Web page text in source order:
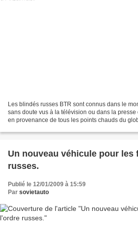
Les blindés russes BTR sont connus dans le
sans doute vus à la télévision ou dans la
en provenance de tous les points chauds du
Un nouveau véhicule pour les
russes.
Publié le 12/01/2009 à 15:59
Par sovietauto